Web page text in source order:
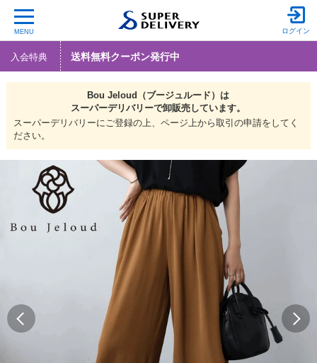
MENU ログイン
入会特典 送料無料クーポン発行中
Bou Jeloud（ブージュルード）は
スーパーデリバリーで卸販売しています。
スーパーデリバリーにご登録の上、ページ上から取引の申請をしてく
ださい。